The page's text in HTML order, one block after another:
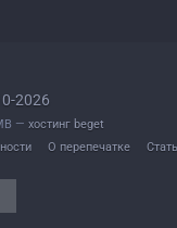
2026
— хостинг beget
О перепечатке